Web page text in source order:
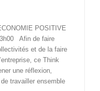
POSITIVE
Afin de faire
et de la faire
ce Think
une réflexion,
travailler ensemble